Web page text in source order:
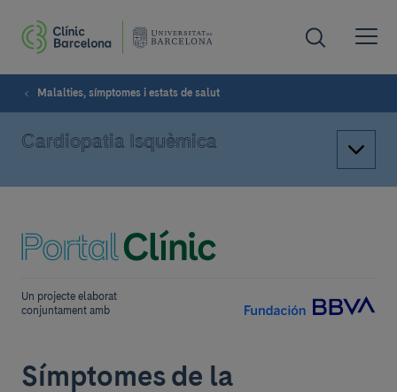
Malalties, símptomes i estats de salut
Cardiopatia Isquèmica
Un projecte elaborat
conjuntament amb
Símptomes de la